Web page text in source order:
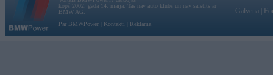
kopš 2002. gada 14. maija. Tas nav auto klubs un nav saistīts ar
BMW AG.
Par BMWPower
Kontakti Reklāma
Galvena